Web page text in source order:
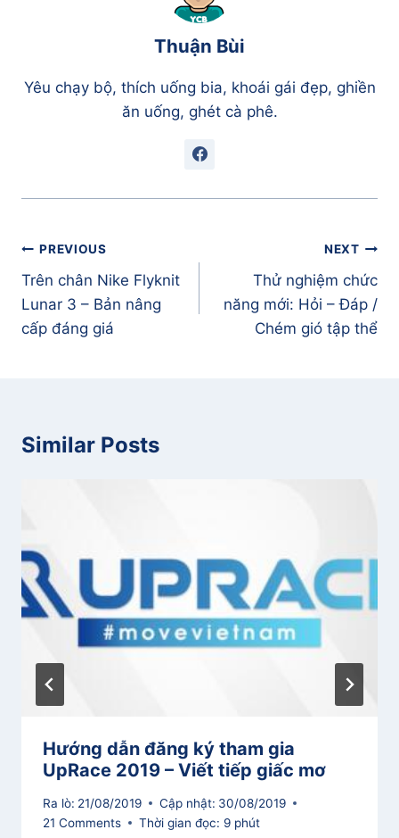
Thuận Bùi
Yêu chạy bộ, thích uống bia, khoái gái đẹp, ghiền
ăn uống, ghét cà phê.
Điều
hướng
bài
viết
PREVIOUS
Trên chân Nike Flyknit
Lunar 3 – Bản nâng
cấp đáng giá
NEXT
Thử nghiệm chức
năng mới: Hỏi – Đáp /
Chém gió tập thể
Similar Posts
Hướng dẫn đăng ký tham gia
UpRace 2019 – Viết tiếp giấc mơ
Ra lò: 21/08/2019 Cập nhật: 30/08/2019
21 Comments
Thời gian đọc: 9 phút